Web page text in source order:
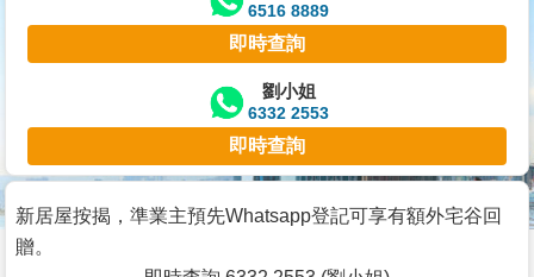
業
主
宅
谷
按
6516 8889
即時查詢
劉小姐
6332 2553
即時查詢
新居屋按揭，準業主預先Whatsapp登記可享有額外宅谷回
贈。